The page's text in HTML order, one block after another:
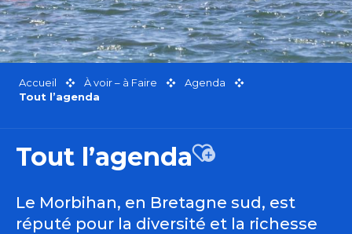
Accueil À voir – à Faire
Agenda
Tout l’agenda
Tout l’agendaAjouter aux
Le Morbihan, en Bretagne sud, est
réputé pour la diversité et la richesse